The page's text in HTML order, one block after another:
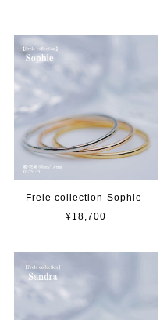
Frele collection-Sophie-
¥18,700